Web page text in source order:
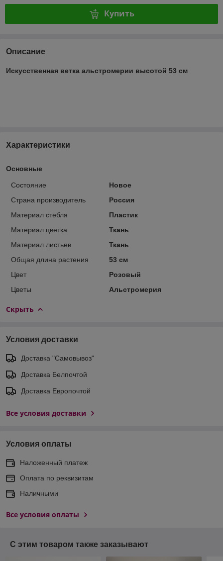
Купить
Описание
Искусственная ветка альстромерии высотой 53 см
Характеристики
Основные
Состояние
Новое
Страна производитель
Россия
Материал стебля
Пластик
Материал цветка
Ткань
Материал листьев
Ткань
Общая длина растения
53 см
Цвет
Розовый
Цветы
Альстромерия
Скрыть
Условия доставки
Доставка "Самовывоз"
Доставка Белпочтой
Доставка Европочтой
Все условия доставки
Условия оплаты
Наложенный платеж
Оплата по реквизитам
Наличными
Все условия оплаты
С этим товаром также заказывают